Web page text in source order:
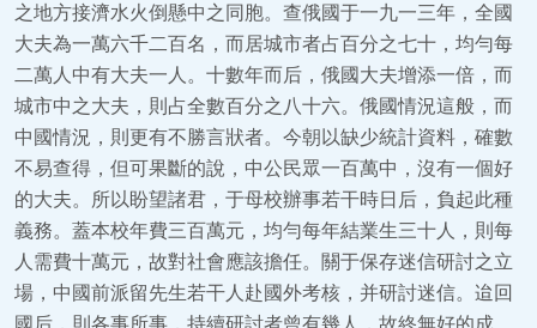
之地方接濟水火倒懸中之同胞。查俄國于一九一三年，全國
大夫為一萬六千二百名，而居城市者占百分之七十，均勻每
二萬人中有大夫一人。十數年而后，俄國大夫增添一倍，而
城市中之大夫，則占全數百分之八十六。俄國情況這般，而
中國情況，則更有不勝言狀者。今朝以缺少統計資料，確數
不易查得，但可果斷的說，中公民眾一百萬中，沒有一個好
的大夫。所以盼望諸君，于母校辦事若干時日后，負起此種
義務。蓋本校年費三百萬元，均勻每年結業生三十人，則每
人需費十萬元，故對社會應該擔任。關于保存迷信研討之立
場，中國前派留先生若干人赴國外考核，并研討迷信。迨回